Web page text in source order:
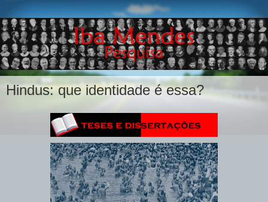
Hindus: que identidade é essa?